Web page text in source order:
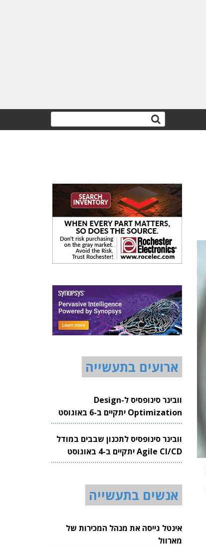
ארועים בתעשייה
וובינר סינופסיס ל-Design
Optimization יתקיים ב-6 באוגוסט
2026
וובינר סינופסיס לתכנון שבבים במודל
Agile CI/CD יתקיים ב-4 באוגוסט
2026
אנשים בתעשייה
אינטל גייסה את מנהל המכירות של
מארוול